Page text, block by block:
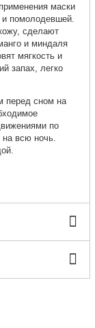
маски
помолодевшей.
сделают
и миндаля
мягкость и
запах, легко
перед сном на
по
всю ночь.